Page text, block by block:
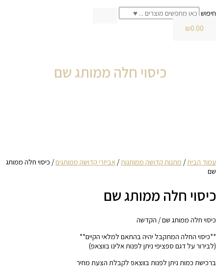
חיפוש
₪0.00
כיסוי חלה ממותג שם
עמוד הבית/ מתנות קדושה ממותגות/ אביזרי קדושה ממותגים/ כיסוי חלה ממותג
שם
כיסוי חלה ממותג שם
כיסוי חלה ממותג שם / הקדשה
**כיסוי החלה המתקבל יהיה בהתאם למלאי הקיים**
(לבירור על דגם ספציפי ניתן לפנות אלינו בווצאפ)
ברכישת כמות ניתן לפנות בווצאפ לקבלת הצעת מחיר